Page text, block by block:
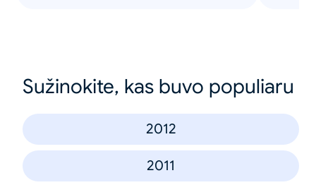
Sužinokite, kas buvo populiaru
2012
2011